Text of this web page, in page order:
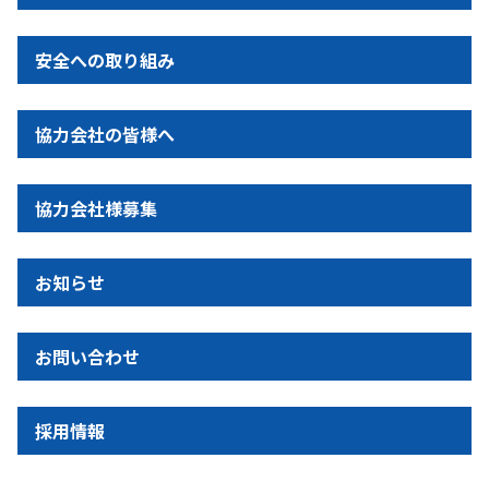
安全への取り組み
協力会社の皆様へ
協力会社様募集
お知らせ
お問い合わせ
採用情報